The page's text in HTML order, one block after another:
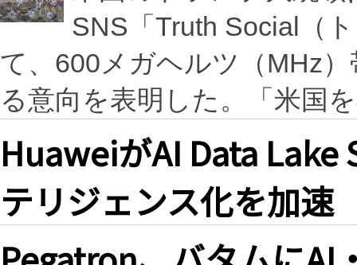
SNS「Truth Social（
て、600メガヘルツ（MHz
る意向を表明した。「米国
HuaweiがAI Data
テリジェンス化を加速